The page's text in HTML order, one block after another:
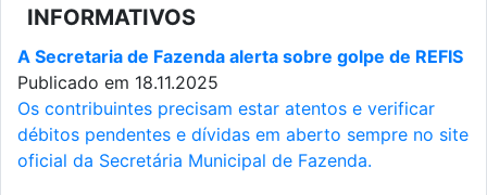
INFORMATIVOS
A Secretaria de Fazenda alerta sobre golpe de REFIS
Publicado em 18.11.2025
Os contribuintes precisam estar atentos e verificar
débitos pendentes e dívidas em aberto sempre no site
oficial da Secretária Municipal de Fazenda.